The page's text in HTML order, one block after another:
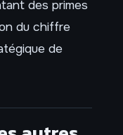
des primes
du chiffre
de